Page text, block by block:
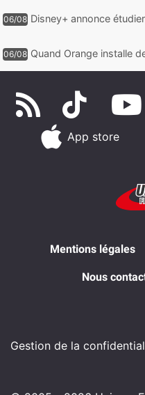
06/08 Disney+ annonce
06/08 Quand Orange installe
App store
Mentions légales
Nous
Gestion de la